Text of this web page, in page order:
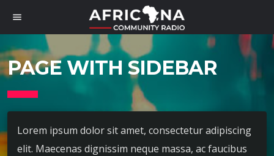
menu
PAGE WITH SIDEBAR
Lorem ipsum dolor sit amet, consectetur adipiscing
elit. Maecenas dignissim neque massa, ac faucibus